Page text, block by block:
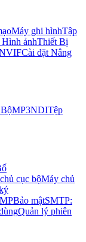
Máy ghi hìnhTập
Hình ảnhThiết Bị
Cài đặt Nâng
MP3NDITệp
cục bộMáy chủ
Bảo mậtSMTP:
Quản lý phiên